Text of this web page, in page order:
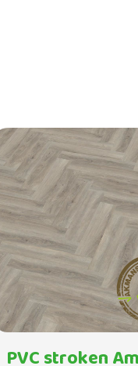
PVC stroken